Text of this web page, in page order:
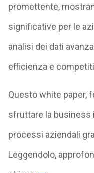
promettente,
significative per le
analisi dei dati
efficienza e
Questo white paper,
sfruttare la business
processi aziendali
Leggendolo,